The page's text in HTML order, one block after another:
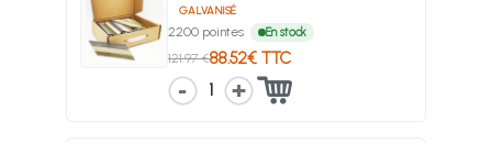
GALVANISÉ
2200 pointes En stock
121.97 €88.52€ TTC
1